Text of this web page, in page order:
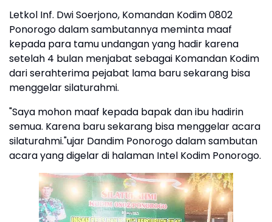
Letkol Inf. Dwi Soerjono, Komandan Kodim 0802
Ponorogo dalam sambutannya meminta maaf
kepada para tamu undangan yang hadir karena
setelah 4 bulan menjabat sebagai Komandan Kodim
dari serahterima pejabat lama baru sekarang bisa
menggelar silaturahmi.
"Saya mohon maaf kepada bapak dan ibu hadirin
semua. Karena baru sekarang bisa menggelar acara
silaturahmi."ujar Dandim Ponorogo dalam sambutan
acara yang digelar di halaman Intel Kodim Ponorogo.